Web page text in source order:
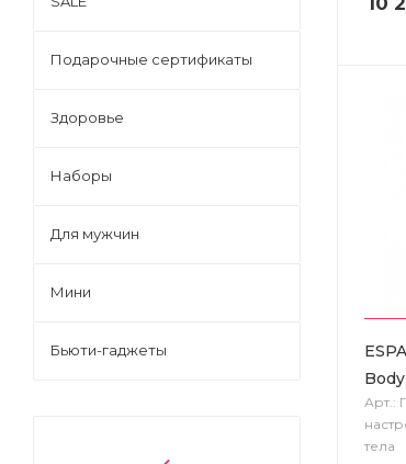
Арт.:
тела
Подарочные сертификаты
Здоровье
Наборы
Для мужчин
Мини
Бьюти-гаджеты